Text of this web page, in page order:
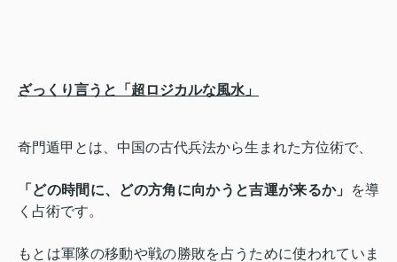
ざっくり言うと「超ロジカルな風水」
奇門遁甲とは、中国の古代兵法から生まれた方位術で、
「 どの時間に、どの方角に向かうと吉運が来るか」
を導
く占術です。
もとは軍隊の移動や戦の勝敗を占うために使われていま